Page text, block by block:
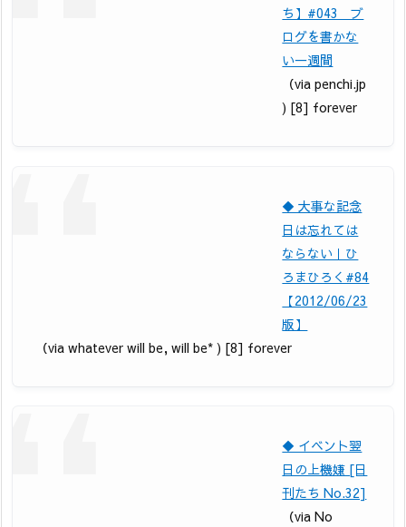
ち】#043 ブ
ログを書かな
い一週間
（via penchi.jp
) [8] forever
◆ 大事な記念
日は忘れては
ならない｜ひ
ろまひろく#84
【2012/06/23
版】
（via whatever will be, will be* ) [8] forever
◆ イベント翌
日の上機嫌 [日
刊たち No.32]
（via No